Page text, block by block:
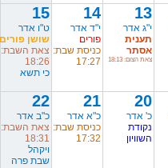
13
י"ג אדר
תענית
אסתר
צאת הצום: 18:13
14
י"ד אדר
פורים
כניסת שבת:
17:27
15
ט"ו אדר
שושן פורים
צאת השבת:
18:26
כי תשא
20
כ' אדר
נקודת
השוויון
21
כ"א אדר
כניסת שבת:
17:32
22
כ"ב אדר
צאת השבת:
18:31
ויקהל
שבת פרה